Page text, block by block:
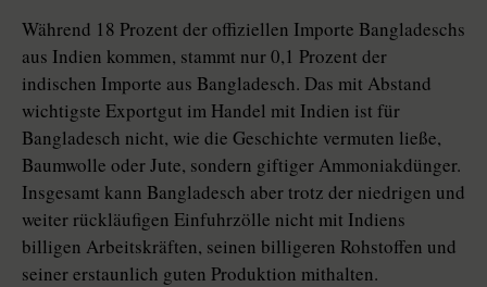
Während 18 Prozent der offiziellen Importe Bangladeschs
aus Indien kommen, stammt nur 0,1 Prozent der
indischen Importe aus Bangladesch. Das mit Abstand
wichtigste Exportgut im Handel mit Indien ist für
Bangladesch nicht, wie die Geschichte vermuten ließe,
Baumwolle oder Jute, sondern giftiger Ammoniakdünger.
Insgesamt kann Bangladesch aber trotz der niedrigen und
weiter rückläufigen Einfuhrzölle nicht mit Indiens
billigen Arbeitskräften, seinen billigeren Rohstoffen und
seiner erstaunlich guten Produktion mithalten.